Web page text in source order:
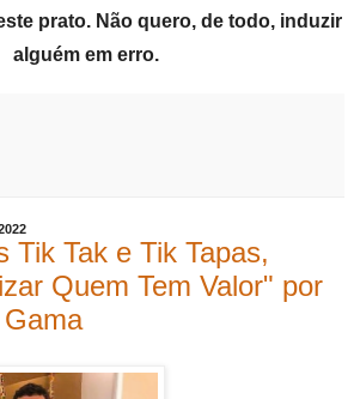
prato. Não quero, de todo, induzir
alguém em erro.
Tik Tak e Tik Tapas,
Quem Tem Valor" por